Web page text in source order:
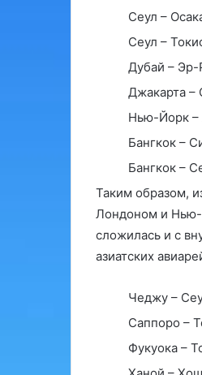
Сеул –
Сеул –
Дубай – Эр-
Джакарта –
Нью-Йорк –
Бангкок –
Бангкок –
Таким образом,
Лондоном и Нью-
сложилась и с
азиатских
Чеджу –
Саппоро –
Фукуока –